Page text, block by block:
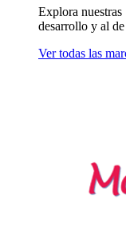
Explora
desarrollo y al
Ver todas las